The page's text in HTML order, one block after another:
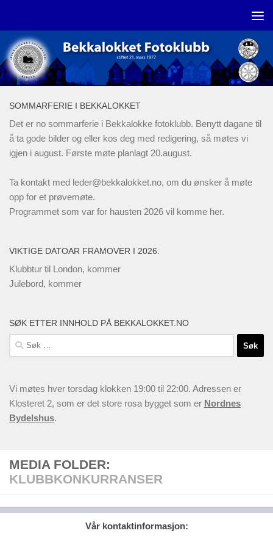
MEDIA FOLDER:
KLUBBKONKURRANSER
SOMMARFERIE I BEKKALOKKET
Det er no sommarferie i Bekkalokke fotoklubb. Benytt dagane til
å ta gode bilder og eller kos deg med redigering, så møtes vi
igjen i august. Første møte planlagt 20.august.
Ta kontakt med leder@bekkalokket.no, om du ønsker å møte
opp for et prøvemøte.
Programmet som var for hausten 2026 vil komme her.
VIKTIGE DATOAR FRAMOVER I 2026:
Klubbtur til London, kommer
Julebord, kommer
SØK ETTER INNHOLD PÅ BEKKALOKKET.NO
Søk
etter:
Vi møtes hver torsdag klokken 19:00 til 22:00. Adressen er
Klosteret 2, som er det store rosa bygget som er Nordnes
Bydelshus.
Vår kontaktinformasjon: